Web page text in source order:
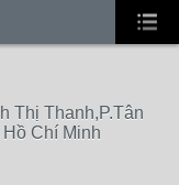
Thị Thanh,P.Tân
Chí Minh